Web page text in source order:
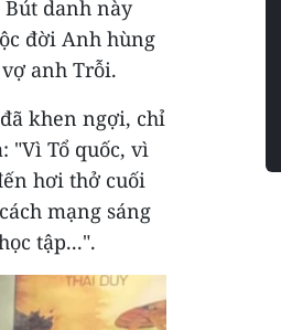
danh này
đời Anh hùng
anh Trỗi.
khen ngợi, chỉ
"Vì Tổ quốc, vì
hơi thở cuối
mạng sáng
tập...".